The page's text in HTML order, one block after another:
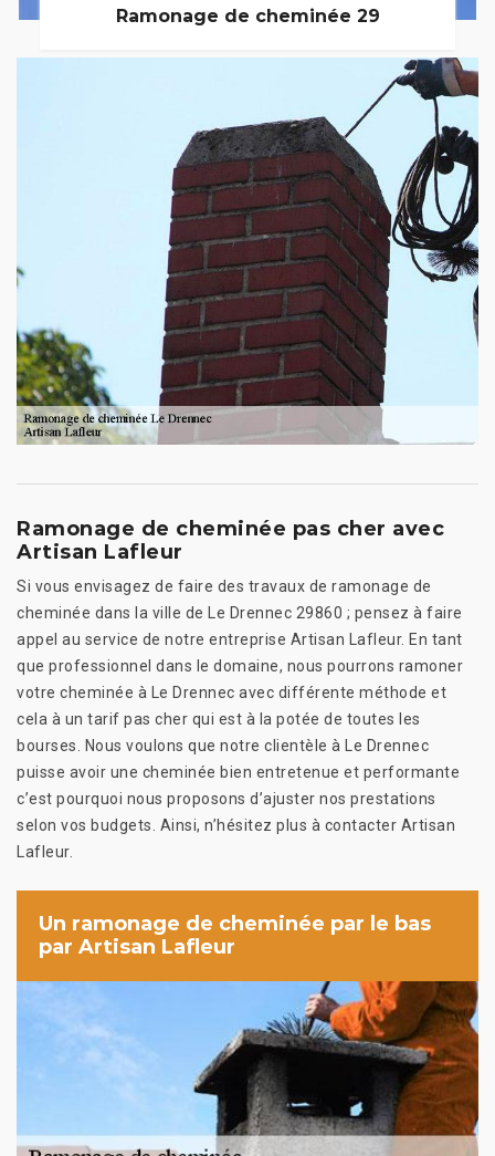
Ramonage de cheminée 29
Ramonage de cheminée pas cher avec
Artisan Lafleur
Si vous envisagez de faire des travaux de ramonage de
cheminée dans la ville de Le Drennec 29860 ; pensez à faire
appel au service de notre entreprise Artisan Lafleur. En tant
que professionnel dans le domaine, nous pourrons ramoner
votre cheminée à Le Drennec avec différente méthode et
cela à un tarif pas cher qui est à la potée de toutes les
bourses. Nous voulons que notre clientèle à Le Drennec
puisse avoir une cheminée bien entretenue et performante
c’est pourquoi nous proposons d’ajuster nos prestations
selon vos budgets. Ainsi, n’hésitez plus à contacter Artisan
Lafleur.
Un ramonage de cheminée par le bas
par Artisan Lafleur